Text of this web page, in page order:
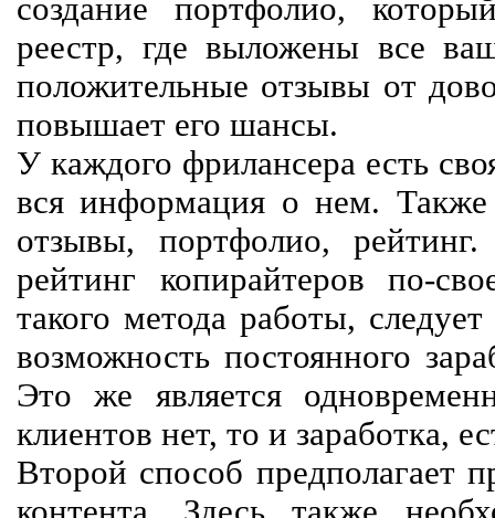
создание портфолио,
реестр, где выложены все
положительные отзывы от
повышает его шансы.
У каждого фрилансера есть
вся информация о нем. Также
отзывы, портфолио,
рейтинг копирайтеров по-
такого метода работы,
возможность постоянного
Это же является
клиентов нет, то и заработка,
Второй способ предполагает